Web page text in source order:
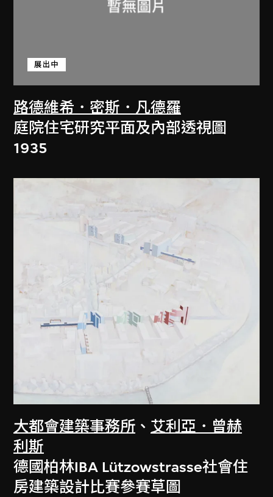
路德維希．密斯．凡德羅
展出中
庭院住宅研究平面及內部透視圖
1935
大都會建築事務所 、 艾利亞．曾赫
利斯
德國柏林IBA Lützowstrasse社會住
房建築設計比賽參賽草圖